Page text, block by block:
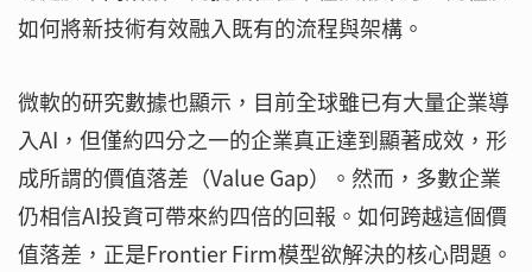
如何將新技術有效融入既有的流程與架構。
微軟的研究數據也顯示，目前全球雖已有大量企業導
入AI，但僅約四分之一的企業真正達到顯著成效，形
成所謂的價值落差（Value Gap）。然而，多數企業
仍相信AI投資可帶來約四倍的回報。如何跨越這個價
值落差，正是Frontier Firm模型欲解決的核心問題。